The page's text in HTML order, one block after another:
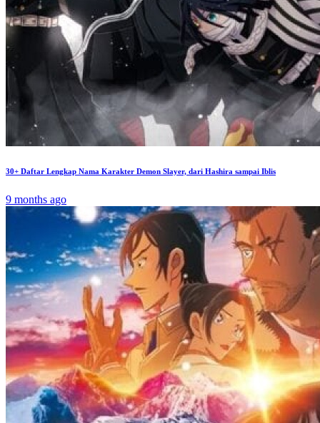
30+ Daftar Lengkap Nama Karakter Demon Slayer, dari Hashira sampai Iblis
9 months ago